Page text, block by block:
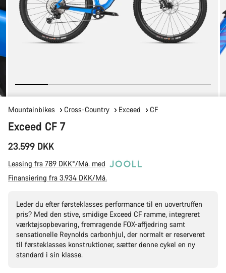
Mountainbikes Cross-Country Exceed CF
Exceed CF 7
23.599 DKK
Leasing fra 789 DKK*/Må. med
Finansiering fra 3.934 DKK/Må.
Leder du efter førsteklasses performance til en uovertruffen
pris? Med den stive, smidige Exceed CF ramme, integreret
værktøjsopbevaring, fremragende FOX-affjedring samt
sensationelle Reynolds carbonhjul, der normalt er reserveret
til førsteklasses konstruktioner, sætter denne cykel en ny
standard i sin klasse.